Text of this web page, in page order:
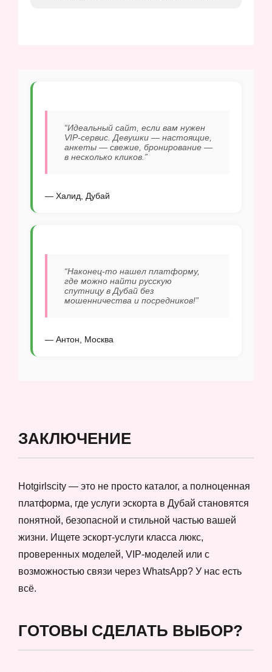
“Идеальный сайт, если вам нужен
VIP-сервис. Девушки — настоящие,
анкеты — свежие, бронирование —
в несколько кликов.”
— Халид, Дубай
“Наконец-то нашел платформу,
где можно найти русскую
спутницу в Дубай без
мошенничества и посредников!”
— Антон, Москва
ЗАКЛЮЧЕНИЕ
Hotgirlscity — это не просто каталог, а полноценная
платформа, где услуги эскорта в Дубай становятся
понятной, безопасной и стильной частью вашей
жизни. Ищете эскорт-услуги класса люкс,
проверенных моделей, VIP-моделей или с
возможностью связи через WhatsApp? У нас есть
всё.
ГОТОВЫ СДЕЛАТЬ ВЫБОР?